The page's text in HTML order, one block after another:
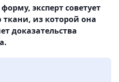
эксперт советует
из которой она
доказательства